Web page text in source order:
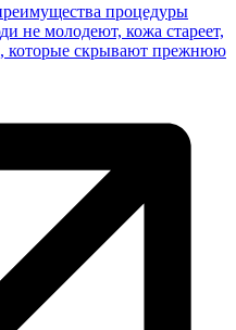
процедуры
не молодеют, кожа стареет,
которые скрывают прежнюю